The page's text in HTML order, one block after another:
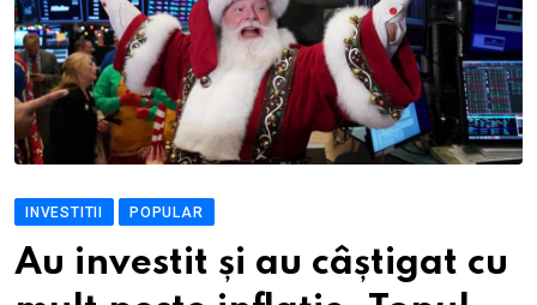
INVESTITII POPULAR
Au investit și au câștigat cu